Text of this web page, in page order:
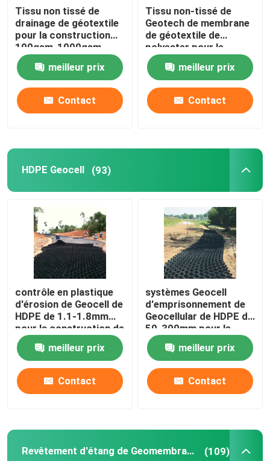
Tissu non tissé de
drainage de géotextile
pour la construction
100gsm-1000gsm
meilleur prix
Contact
Tissu non-tissé de
Geotech de membrane
de géotextile de
polyester pour le
drainage
meilleur prix
Contact
HDPE Geocell (93)
contrôle en plastique
d'érosion de Geocell de
HDPE de 1.1-1.8mm
pour la construction de
routes
meilleur prix
Contact
systèmes Geocell
d'emprisonnement de
Geocellular de HDPE de
50-300mm pour le
renfort au sol
meilleur prix
Contact
Revêtement d'étang de Geomembrane (109)